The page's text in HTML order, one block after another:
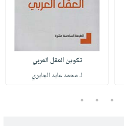
تكوين العقل العربي
لـ محمد عابد الجابري
3
4
5